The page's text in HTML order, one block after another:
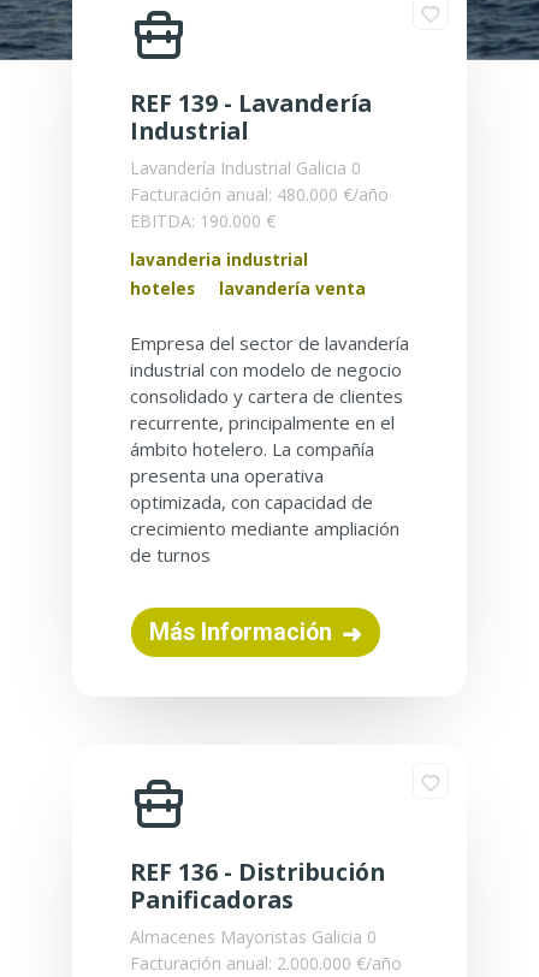
REF 139 - Lavandería
Industrial
Lavandería Industrial Galicia 0
Facturación anual: 480.000 €/año
EBITDA: 190.000 €
lavanderia industrial
hoteles
lavandería venta
Empresa del sector de lavandería
industrial con modelo de negocio
consolidado y cartera de clientes
recurrente, principalmente en el
ámbito hotelero. La compañía
presenta una operativa
optimizada, con capacidad de
crecimiento mediante ampliación
de turnos
Más Información
REF 136 - Distribución
Panificadoras
Almacenes Mayoristas Galicia 0
Facturación anual: 2.000.000 €/año